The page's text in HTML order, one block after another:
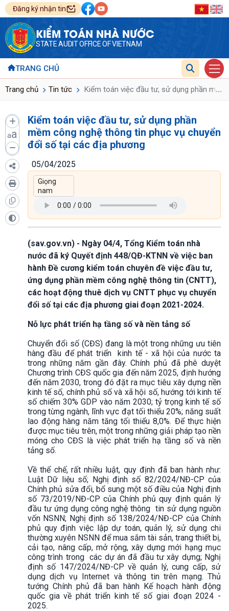
Đăng ký nhận tin
KIỂM TOÁN NHÀ NƯỚC
STATE AUDIT OFFICE OF VIETNAM
TRANG CHỦ
Trang chủ Tin tức Kiểm toán việc đầu tư, sử dụng phần ...
aa
Kiểm toán việc đầu tư, sử dụng phần
mềm công nghệ thông tin phục vụ chuyển
đổi số tại các địa phương
05/04/2025
(sav.gov.vn) - Ngày 04/4, Tổng Kiểm toán nhà
nước đã ký Quyết định 448/QĐ-KTNN về việc ban
hành Đề cương kiểm toán chuyên đề việc đầu tư,
ứng dụng phần mềm công nghệ thông tin (CNTT),
các hoạt động thuê dịch vụ CNTT phục vụ chuyển
đổi số tại các địa phương giai đoạn 2021-2024.
Nỗ lực phát triển hạ tầng số và nền tảng số
Chuyển đổi số (CĐS) đang là một trong những ưu tiên
hàng đầu để phát triển kinh tế - xã hội của nước ta
trong những năm gần đây. Chính phủ đã phê duyệt
Chương trình CĐS quốc gia đến năm 2025, định hướng
đến năm 2030, trong đó đặt ra mục tiêu xây dựng nền
kinh tế số, chính phủ số và xã hội số, hướng tới kinh tế
số chiếm 30% GDP vào năm 2030; tỷ trọng kinh tế số
trong từng ngành, lĩnh vực đạt tối thiểu 20%; năng suất
lao động hàng năm tăng tối thiểu 8,0%. Để thực hiện
được mục tiêu trên, một trong những giải pháp tạo nền
móng cho CĐS là việc phát triển hạ tầng số và nền
tảng số.
Về thể chế, rất nhiều luật, quy định đã ban hành như:
Luật Dữ liệu số; Nghị định số 82/2024/NĐ-CP của
Chính phủ sửa đổi, bổ sung một số điều của Nghị định
số 73/2019/NĐ-CP của Chính phủ quy định quản lý
đầu tư ứng dụng công nghệ thông tin sử dụng nguồn
vốn NSNN; Nghị định số 138/2024/NĐ-CP của Chính
phủ quy định việc lập dự toán, quản lý, sử dụng chi
thường xuyên NSNN để mua sắm tài sản, trang thiết bị,
cải tạo, nâng cấp, mở rộng, xây dựng mới hạng mục
công trình trong các dự án đã đầu tư xây dựng; Nghị
định số 147/2024/NĐ-CP về quản lý, cung cấp, sử
dụng dịch vụ Internet và thông tin trên mạng. Thủ
tướng Chính phủ đã ban hành Kế hoạch hành động
quốc gia về phát triển kinh tế số giai đoạn 2024 -
2025.